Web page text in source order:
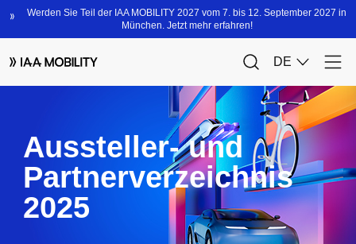
Aussteller- und
Partnerverzeichnis
2025